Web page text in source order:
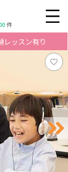
件
レッスン有り